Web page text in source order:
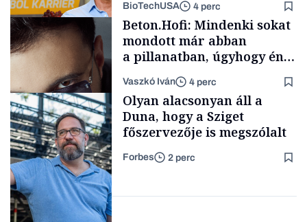
Politika
Content Lab HUB
BioTechUSA 4 perc
Forbes-sztori
Beton.Hofi: Mindenki sokat
mondott már abban
a pillanatban, úgyhogy én
a legsarkosabb
gondolataimat akartam
kimondani
Vaszkó Iván 4 perc
Olyan alacsonyan áll a
Duna, hogy a Sziget
főszervezője is megszólalt
Forbes 2 perc